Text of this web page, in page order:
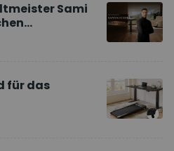
Sami
für das